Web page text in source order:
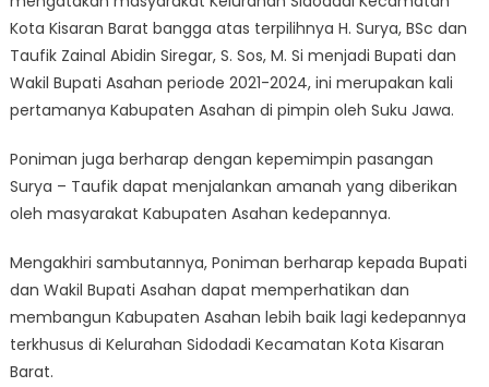
Kota Kisaran Barat bangga atas terpilihnya H. Surya, BSc dan
Taufik Zainal Abidin Siregar, S. Sos, M. Si menjadi Bupati dan
Wakil Bupati Asahan periode 2021-2024, ini merupakan kali
pertamanya Kabupaten Asahan di pimpin oleh Suku Jawa.
Poniman juga berharap dengan kepemimpin pasangan
Surya – Taufik dapat menjalankan amanah yang diberikan
oleh masyarakat Kabupaten Asahan kedepannya.
Mengakhiri sambutannya, Poniman berharap kepada Bupati
dan Wakil Bupati Asahan dapat memperhatikan dan
membangun Kabupaten Asahan lebih baik lagi kedepannya
terkhusus di Kelurahan Sidodadi Kecamatan Kota Kisaran
Barat.